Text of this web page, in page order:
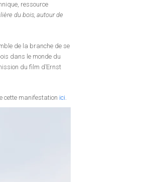
ressource
du bois, autour de
de la branche de se
dans le monde du
du film d’Ernst
cette manifestation ici.